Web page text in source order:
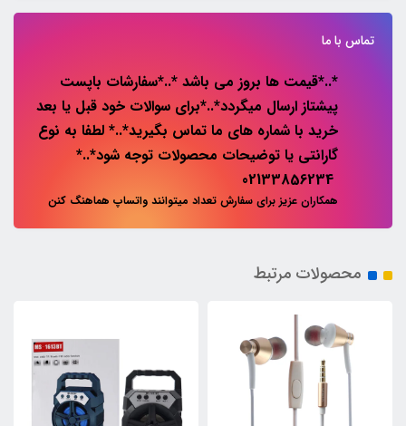
تماس با ما
*..*قیمت ها بروز می باشد *..*سفارشات باپست
پیشتاز ارسال میگردد*..*برای سوالات خود قبل یا بعد
خرید با شماره های ما تماس بگیرید*..* لطفا به نوع
گارانتی یا توضیحات محصولات توجه شود*..*
همکاران عزیز برای سفارش تعداد میتوانند واتساپ هماهنگ کنن
محصولات مرتبط